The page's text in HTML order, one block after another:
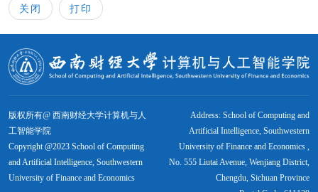
关闭 打印
版权所有@ 西南财经大学计算机与人
工智能学院
Copyright @2023 School of Computing
and Artificial Intelligence, Southwestern
University of Finance and Economics
Address: School of Computing and
Artificial Intelligence, Southwestern
University of Finance and Economics ,
No. 555 Liutai Avenue, Wenjiang District,
Chengdu, Sichuan Province